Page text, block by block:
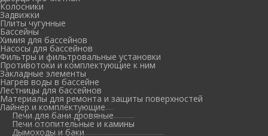
Колосники
Задвижки
Плиты чугунные
Бассейны
Химия для бассейнов
Насосы для бассейнов
Фильтры и фильтровальные установки
Противотоки и комплектующие к ним
Закладные элементы
Нагрев воды в бассейне
Лестницы для бассейнов
Материалы для ремонта и защиты поверхностей
Лайнер и комплектующие
Печи для бани дровяные
Печи отопительные и камины
Дымоходы и баки